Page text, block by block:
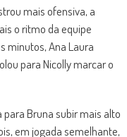
mais ofensiva, a
o ritmo da equipe
minutos, Ana Laura
para Nicolly marcar o
para Bruna subir mais alto
em jogada semelhante,